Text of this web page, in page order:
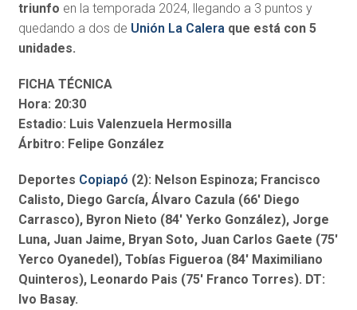
triunfo en la temporada 2024, llegando a 3 puntos y
quedando a dos de Unión La Caleraque está con 5
unidades.
FICHA TÉCNICA
Hora: 20:30
Estadio: Luis Valenzuela Hermosilla
Árbitro: Felipe González
Deportes Copiapó (2): Nelson Espinoza; Francisco
Calisto, Diego García, Álvaro Cazula (66′ Diego
Carrasco), Byron Nieto (84′ Yerko González), Jorge
Luna, Juan Jaime, Bryan Soto, Juan Carlos Gaete (75′
Yerco Oyanedel), Tobías Figueroa (84′ Maximiliano
Quinteros), Leonardo Pais (75′ Franco Torres). DT:
Ivo Basay.